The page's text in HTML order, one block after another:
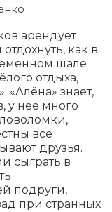
арендует
как в
шале
отдыха,
«Алёна» знает,
у нее много
все
друзья.
сыграть в
подруги,
при странных